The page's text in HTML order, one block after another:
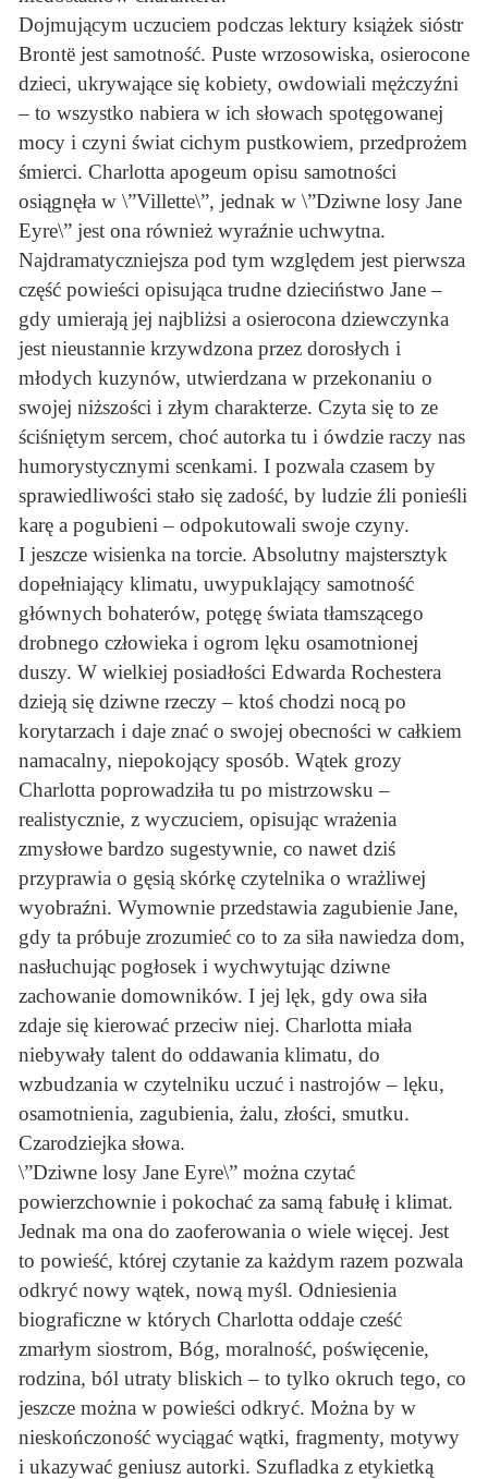
Dojmującym uczuciem podczas lektury książek sióstr
Brontë jest samotność. Puste wrzosowiska, osierocone
dzieci, ukrywające się kobiety, owdowiali mężczyźni
– to wszystko nabiera w ich słowach spotęgowanej
mocy i czyni świat cichym pustkowiem, przedprożem
śmierci. Charlotta apogeum opisu samotności
osiągnęła w \”Villette\”, jednak w \”Dziwne losy Jane
Eyre\” jest ona również wyraźnie uchwytna.
Najdramatyczniejsza pod tym względem jest pierwsza
część powieści opisująca trudne dzieciństwo Jane –
gdy umierają jej najbliżsi a osierocona dziewczynka
jest nieustannie krzywdzona przez dorosłych i
młodych kuzynów, utwierdzana w przekonaniu o
swojej niższości i złym charakterze. Czyta się to ze
ściśniętym sercem, choć autorka tu i ówdzie raczy nas
humorystycznymi scenkami. I pozwala czasem by
sprawiedliwości stało się zadość, by ludzie źli ponieśli
karę a pogubieni – odpokutowali swoje czyny.
I jeszcze wisienka na torcie. Absolutny majstersztyk
dopełniający klimatu, uwypuklający samotność
głównych bohaterów, potęgę świata tłamszącego
drobnego człowieka i ogrom lęku osamotnionej
duszy. W wielkiej posiadłości Edwarda Rochestera
dzieją się dziwne rzeczy – ktoś chodzi nocą po
korytarzach i daje znać o swojej obecności w całkiem
namacalny, niepokojący sposób. Wątek grozy
Charlotta poprowadziła tu po mistrzowsku –
realistycznie, z wyczuciem, opisując wrażenia
zmysłowe bardzo sugestywnie, co nawet dziś
przyprawia o gęsią skórkę czytelnika o wrażliwej
wyobraźni. Wymownie przedstawia zagubienie Jane,
gdy ta próbuje zrozumieć co to za siła nawiedza dom,
nasłuchując pogłosek i wychwytując dziwne
zachowanie domowników. I jej lęk, gdy owa siła
zdaje się kierować przeciw niej. Charlotta miała
niebywały talent do oddawania klimatu, do
wzbudzania w czytelniku uczuć i nastrojów – lęku,
osamotnienia, zagubienia, żalu, złości, smutku.
Czarodziejka słowa.
\”Dziwne losy Jane Eyre\” można czytać
powierzchownie i pokochać za samą fabułę i klimat.
Jednak ma ona do zaoferowania o wiele więcej. Jest
to powieść, której czytanie za każdym razem pozwala
odkryć nowy wątek, nową myśl. Odniesienia
biograficzne w których Charlotta oddaje cześć
zmarłym siostrom, Bóg, moralność, poświęcenie,
rodzina, ból utraty bliskich – to tylko okruch tego, co
jeszcze można w powieści odkryć. Można by w
nieskończoność wyciągać wątki, fragmenty, motywy
i ukazywać geniusz autorki. Szufladka z etykietką